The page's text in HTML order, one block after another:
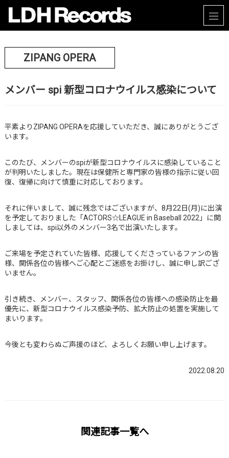
ZIPANG OPERA
メンバー spi 新型コロナウイルス感染について
平素よりZIPANG OPERAを応援していただき、誠にありがとうござ
います。
このたび、メンバーのspiが新型コロナウイルスに感染していること
が判明いたしました。現在は保健所と専門家の皆様の指示に従い回
復、復帰に向けて慎重に対応しております。
それに伴いまして、誠に残念ではございますが、8月22日(月)に出演
を予定しておりました「ACTORS☆LEAGUE in Baseball 2022」に関
しましては、spi以外のメンバー3名で出演いたします。
ご来場を予定されていた皆様、応援してくださっているファンの皆
様、関係各位の皆様へご心配とご迷惑をお掛けし、誠に申し訳ござ
いません。
引き続き、メンバー、スタッフ、関係各位の皆様への感染防止を最
優先に、新型コロナウイルス感染予防、拡大防止の処置を実施して
まいります。
今後とも変わらぬご声援のほど、よろしくお願い申し上げます。
2022.08.20
関連記事一覧へ